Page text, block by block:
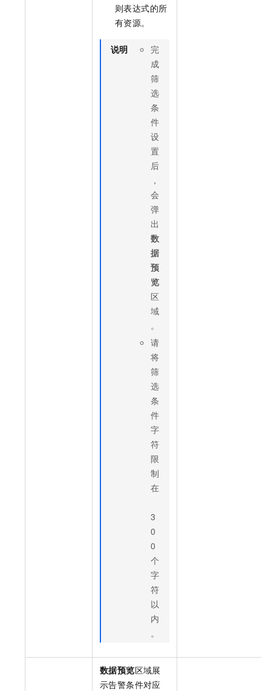
则表达式的所
有资源。
说明
完
成
筛
选
条
件
设
置
后
，
会
弹
出
数
据
预
览
区
域
。
请
将
筛
选
条
件
字
符
限
制
在
3
0
0
个
字
符
以
内
。
数据预览区域展
示告警条件对应